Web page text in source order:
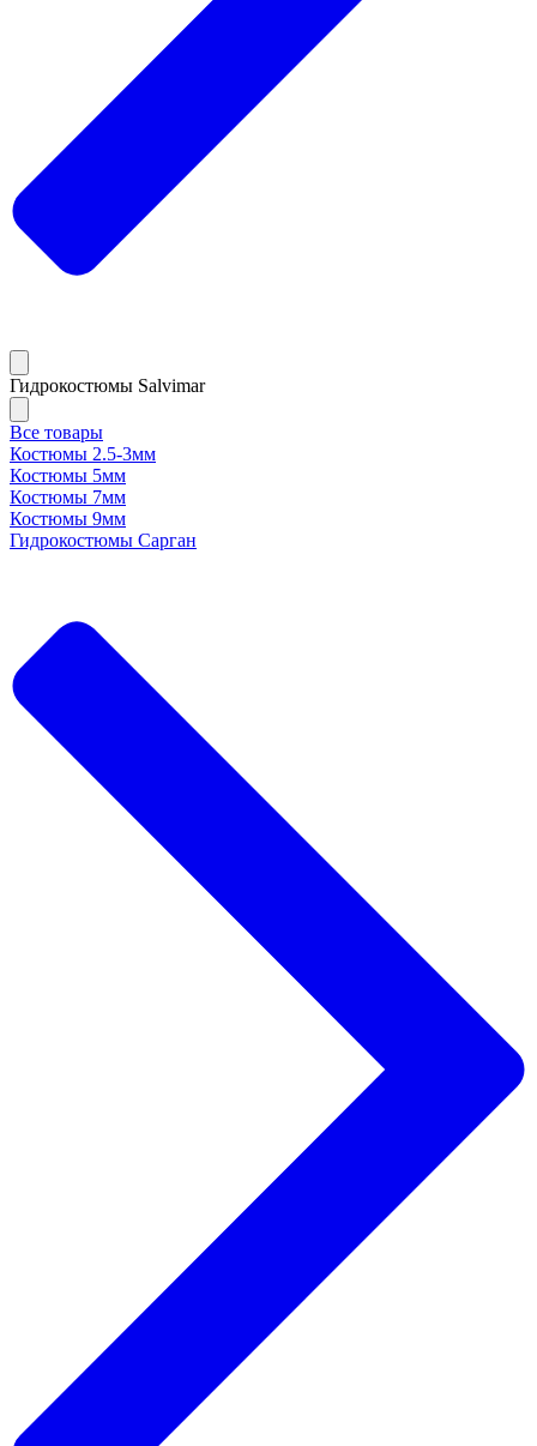
Гидрокостюмы Salvimar
Все товары
Костюмы 2.5-3мм
Костюмы 5мм
Костюмы 7мм
Костюмы 9мм
Гидрокостюмы Сарган